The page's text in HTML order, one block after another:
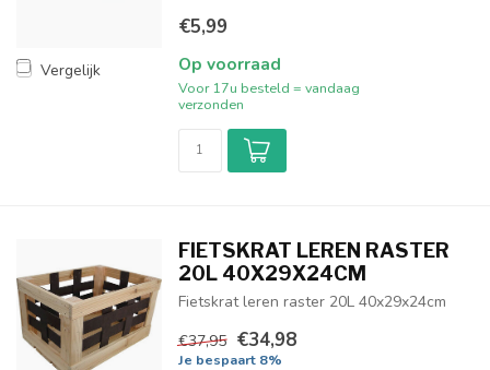
Vergelijk
€5,99
Op voorraad
Voor 17u besteld = vandaag
verzonden
FIETSKRAT LEREN RASTER
20L 40X29X24CM
Fietskrat leren raster 20L 40x29x24cm
€37,95 €34,98
Je bespaart 8%